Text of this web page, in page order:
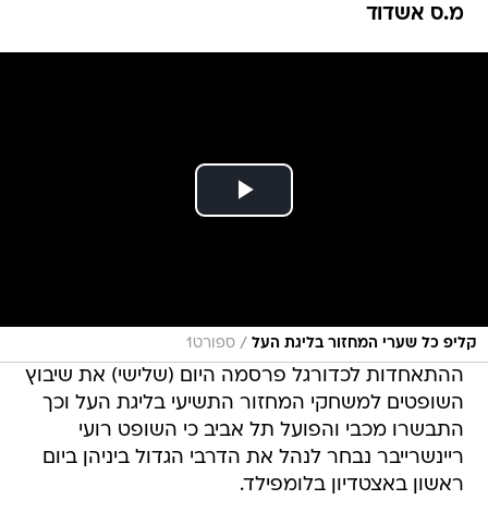
מ.ס אשדוד
קליפ כל שערי המחזור בליגת העל / ספורט1
ההתאחדות לכדורגל פרסמה היום (שלישי) את שיבוץ
השופטים למשחקי המחזור התשיעי בליגת העל וכך
התבשרו מכבי והפועל תל אביב כי השופט רועי
ריינשרייבר נבחר לנהל את הדרבי הגדול ביניהן ביום
ראשון באצטדיון בלומפילד.